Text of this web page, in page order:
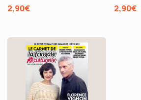
2,90€
2,90€